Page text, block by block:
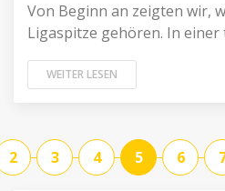
Von Beginn an zeigten wir,
Ligaspitze gehören. In einer
WEITER LESEN
2 3 4 5 6